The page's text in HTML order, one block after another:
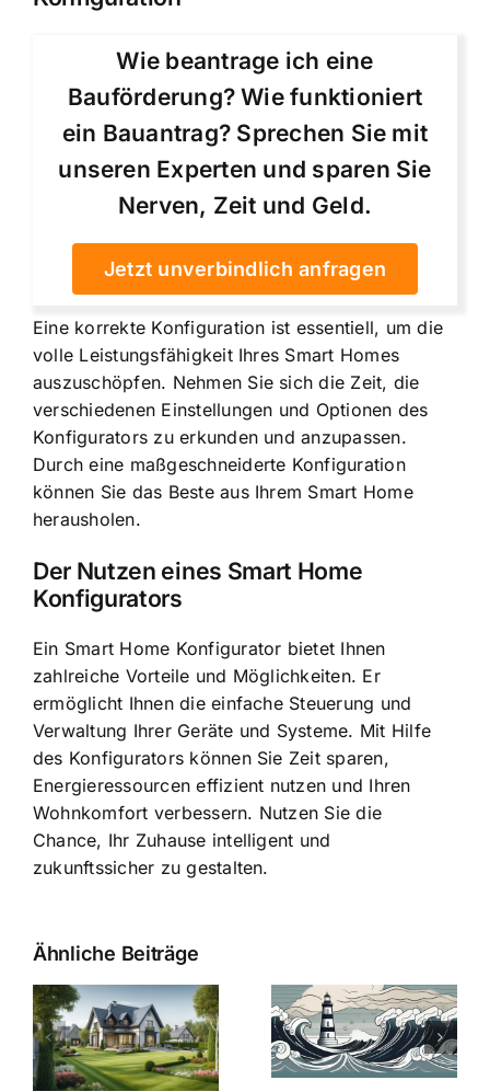
Wie beantrage ich eine
Bauförderung? Wie funktioniert
ein Bauantrag? Sprechen Sie mit
unseren Experten und sparen Sie
Nerven, Zeit und Geld.
Jetzt unverbindlich anfragen
Eine korrekte Konfiguration ist essentiell, um die
volle Leistungsfähigkeit Ihres Smart Homes
auszuschöpfen. Nehmen Sie sich die Zeit, die
verschiedenen Einstellungen und Optionen des
Konfigurators zu erkunden und anzupassen.
Durch eine maßgeschneiderte Konfiguration
können Sie das Beste aus Ihrem Smart Home
herausholen.
Der Nutzen eines Smart Home
Konfigurators
Ein Smart Home Konfigurator bietet Ihnen
zahlreiche Vorteile und Möglichkeiten. Er
ermöglicht Ihnen die einfache Steuerung und
Verwaltung Ihrer Geräte und Systeme. Mit Hilfe
des Konfigurators können Sie Zeit sparen,
Energieressourcen effizient nutzen und Ihren
Wohnkomfort verbessern. Nutzen Sie die
Chance, Ihr Zuhause intelligent und
zukunftssicher zu gestalten.
Ähnliche Beiträge
Bauzinsen im
Sturm: Die
aktuelle
Entwicklung
Die Evolution
der
Bauzinsen: Ein
Blick in die